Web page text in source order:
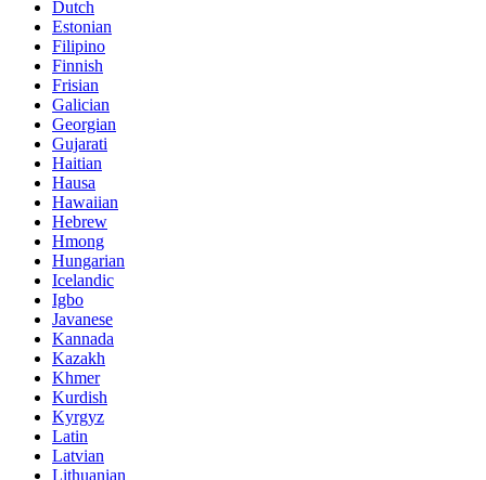
Dutch
Estonian
Filipino
Finnish
Frisian
Galician
Georgian
Gujarati
Haitian
Hausa
Hawaiian
Hebrew
Hmong
Hungarian
Icelandic
Igbo
Javanese
Kannada
Kazakh
Khmer
Kurdish
Kyrgyz
Latin
Latvian
Lithuanian